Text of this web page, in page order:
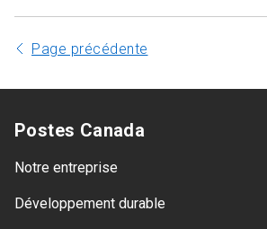
Page précédente
Postes Canada
Notre entreprise
Développement durable